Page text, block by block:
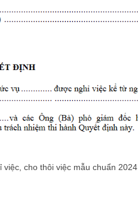
cho thôi việc mẫu chuẩn 2024